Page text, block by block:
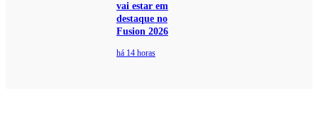
vai estar em
destaque no
Fusion 2026
há 14 horas